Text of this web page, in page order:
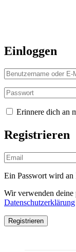
Einloggen
Erinnere dich an
Registrieren
Ein Passwort wird an
Wir verwenden deine
Datenschutzerklärung